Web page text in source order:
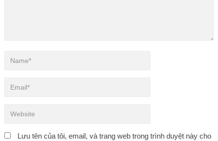
Lưu tên của tôi, email, và trang web trong trình duyệt này cho